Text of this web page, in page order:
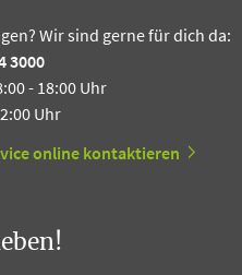
Wir sind gerne für dich da:
3000
- 18:00 Uhr
Uhr
online kontaktieren